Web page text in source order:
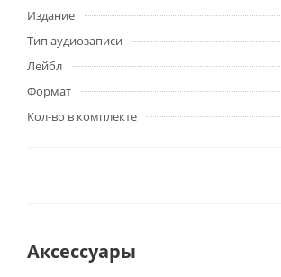
Издание
Тип аудиозаписи
Лейбл
Формат
Кол-во в комплекте
Аксессуары